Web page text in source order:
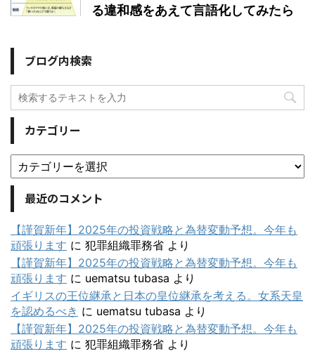
る違和感をあえて言語化してみたら
ブログ内検索
カテゴリー
最近のコメント
【謹賀新年】2025年の投資戦略と為替変動予想。今年も
頑張ります に 犯罪組織罪務省 より
【謹賀新年】2025年の投資戦略と為替変動予想。今年も
頑張ります に uematsu tubasa より
イギリスの王位継承と日本の皇位継承を考える。女系天皇
を認めるべき に uematsu tubasa より
【謹賀新年】2025年の投資戦略と為替変動予想。今年も
頑張ります に 犯罪組織罪務省 より